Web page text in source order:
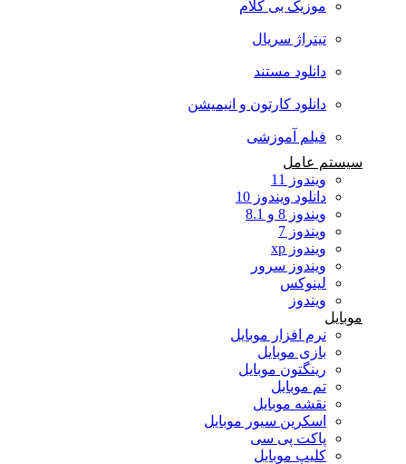
موزیک بی کلام
تیتراژ سریال
دانلود مستند
دانلود کارتون و انیمیشن
فیلم آموزشی
سیستم عامل
ویندوز 11
دانلود ویندوز 10
ویندوز 8 و 8.1
ویندوز 7
ویندوز xp
ویندوز سرور
لینوکس
ویندوز
موبایل
نرم افزار موبایل
بازی موبایل
رینگتون موبایل
تم موبایل
نقشه موبایل
اسکرین سیور موبایل
پاکت پی سی
کلیپ موبایل